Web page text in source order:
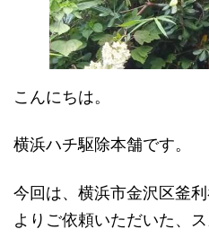
こんにちは。
横浜ハチ駆除本舗です。
今回は、横浜市金沢区釜
よりご依頼いただいた、